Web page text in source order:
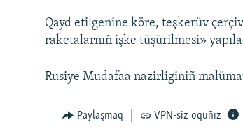
Qayd etilgenine köre, teşkerüv
raketalarnıñ işke tüşürilmesi»
Rusiye Mudafaa nazirliginiñ
Paylaşmaq VPN-siz oquñız